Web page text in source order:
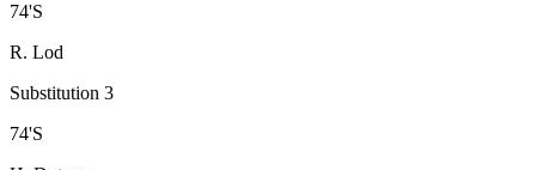
74'S
R. Lod
Substitution 3
74'S